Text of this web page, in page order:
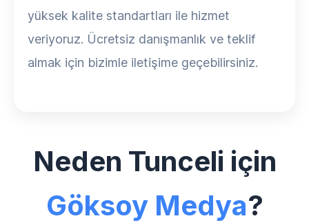
yüksek kalite standartları ile hizmet
veriyoruz. Ücretsiz danışmanlık ve teklif
almak için bizimle iletişime geçebilirsiniz.
Neden Tunceli için
Göksoy Medya?